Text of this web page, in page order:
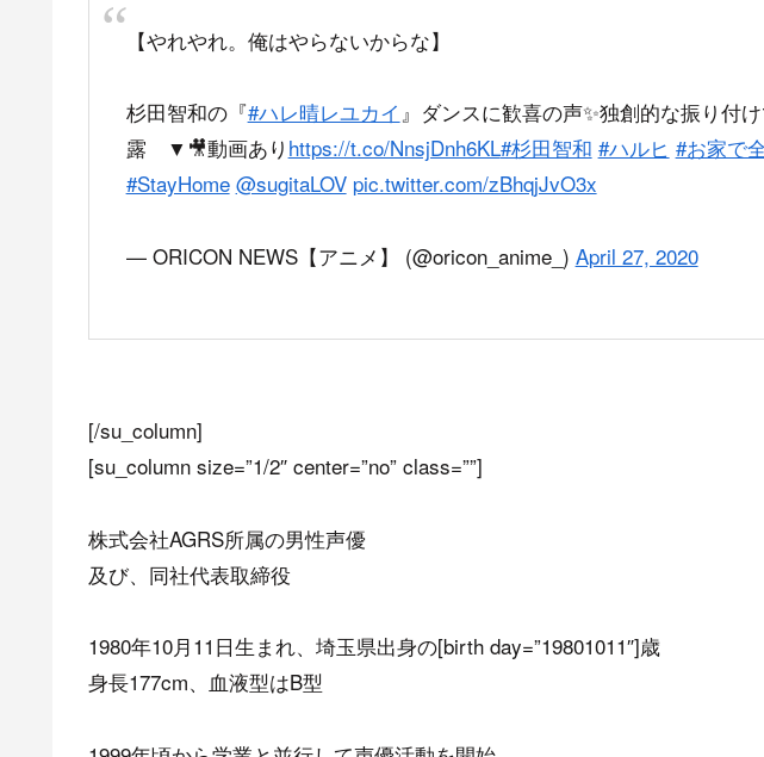
【やれやれ。俺はやらないからな】
杉田智和の『#ハレ晴レユカイ 』ダンスに歓喜の声✨独創的な振り付
露 ▼🎥動画あり https://t.co/NnsjDnh6KL#杉田智和 #ハルヒ #お家で
#StayHome @sugitaLOV pic.twitter.com/zBhqjJvO3x
— ORICON NEWS【アニメ】 (@oricon_anime_) April 27, 2020
[/su_column]
[su_column size=”1/2″ center=”no” class=””]
株式会社AGRS所属の男性声優
及び、同社代表取締役
1980年10月11日生まれ、埼玉県出身の[birth day=”19801011″]歳
身長177cm、血液型はB型